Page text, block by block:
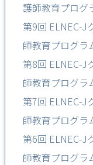
護師教育プログ
第9回 ELNEC-J
師教育プログラ
第8回 ELNEC-J
師教育プログラ
第7回 ELNEC-J
師教育プログラ
第6回 ELNEC-J
師教育プログラ